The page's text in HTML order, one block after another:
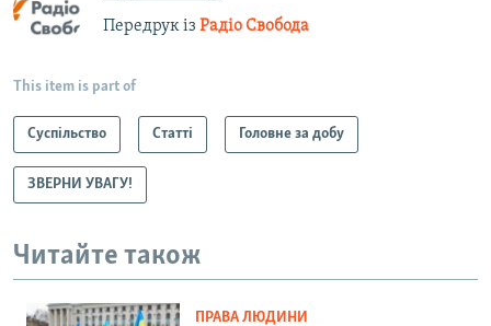
Передрук із Радіо Свобода
This item is part of
Суспільство Статті Головне за добу
ЗВЕРНИ УВАГУ!
Читайте також
ПРАВА ЛЮДИНИ